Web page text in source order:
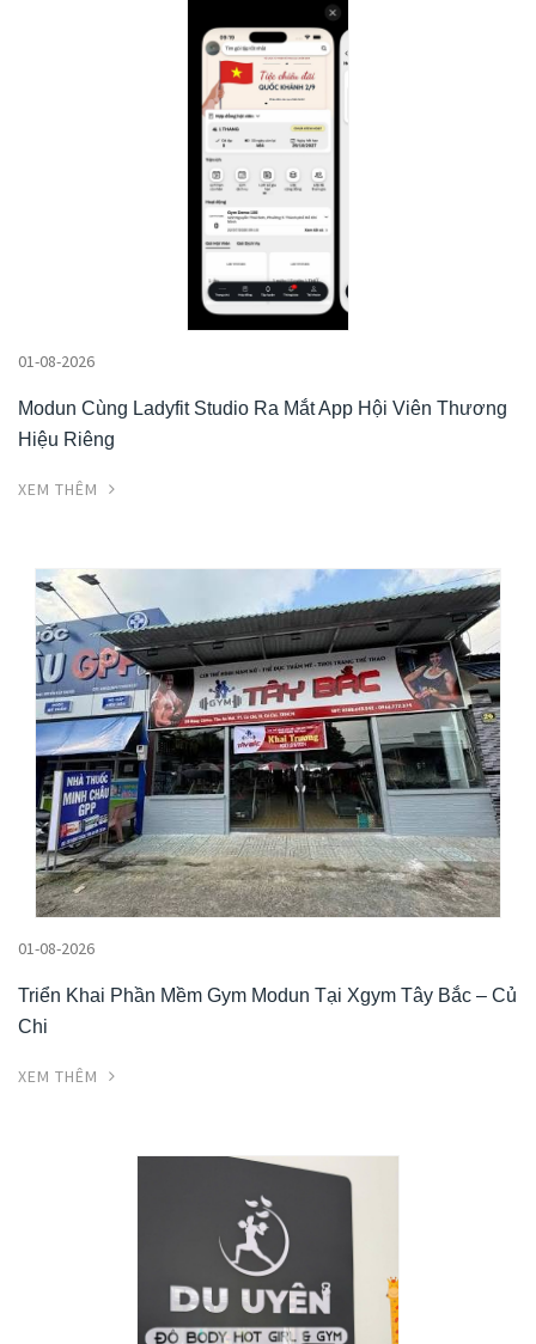
01-08-2026
Modun Cùng Ladyfit Studio Ra Mắt App Hội Viên Thương
Hiệu Riêng
XEM THÊM
01-08-2026
Triển Khai Phần Mềm Gym Modun Tại Xgym Tây Bắc – Củ
Chi
XEM THÊM